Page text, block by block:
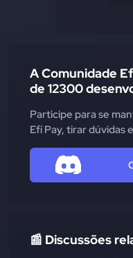
A Comunidade
de 12300
Participe para se
Efí Pay, tirar dúvidas
📰 Discussões